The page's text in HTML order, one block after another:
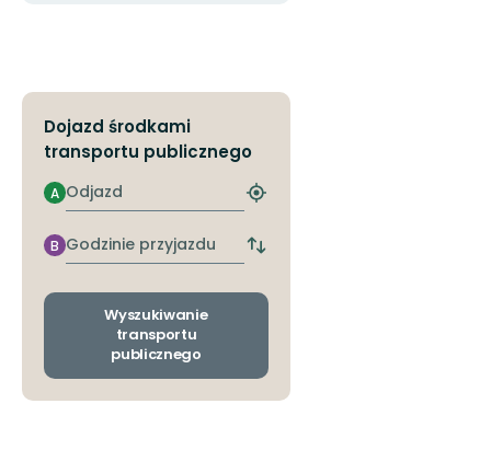
Dojazd środkami
transportu publicznego
Odjazd
A
Znajdź
przystanek
Godzinie
przyjazdu
B
Zmiana
odjazdu
Wyszukiwanie
transportu
publicznego